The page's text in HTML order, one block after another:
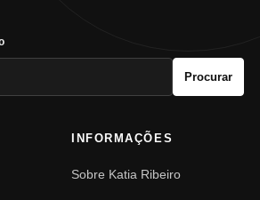
Procurar
INFORMAÇÕES
Sobre Katia Ribeiro